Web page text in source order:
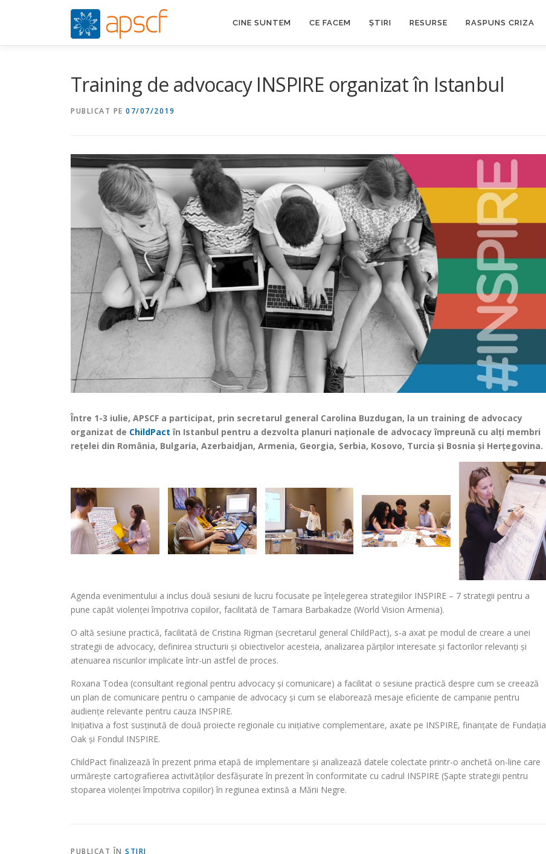
CINE SUNTEM CE FACEM ȘTIRI RESURSE RASPUNS CRIZA
Training de advocacy INSPIRE organizat în Istanbul
PUBLICAT PE 07/07/2019
Între 1-3 iulie, APSCF a participat, prin secretarul general Carolina Buzdugan, la un training de advocacy
organizat de ChildPact în Istanbul pentru a dezvolta planuri naționale de advocacy împreună cu alți membri
rețelei din România, Bulgaria, Azerbaidjan, Armenia, Georgia, Serbia, Kosovo, Turcia și Bosnia și Herțegovina.
Agenda evenimentului a inclus două sesiuni de lucru focusate pe înțelegerea strategiilor INSPIRE – 7 strategii pentru a
pune capăt violenței împotriva copiilor, facilitată de Tamara Barbakadze (World Vision Armenia).
O altă sesiune practică, facilitată de Cristina Rigman (secretarul general ChildPact), s-a axat pe modul de creare a unei
strategii de advocacy, definirea structurii și obiectivelor acesteia, analizarea părților interesate și factorilor relevanți și
atenuarea riscurilor implicate într-un astfel de proces.
Roxana Todea (consultant regional pentru advocacy și comunicare) a facilitat o sesiune practică despre cum se creează
un plan de comunicare pentru o campanie de advocacy și cum se elaborează mesaje eficiente de campanie pentru
audiențe relevante pentru cauza INSPIRE.
Inițiativa a fost susținută de două proiecte regionale cu inițiative complementare, axate pe INSPIRE, finanțate de Fundația
Oak și Fondul INSPIRE.
ChildPact finalizează în prezent prima etapă de implementare și analizează datele colectate printr-o anchetă on-line care
urmărește cartografierea activităților desfășurate în prezent în conformitate cu cadrul INSPIRE (Șapte strategii pentru
stoparea violenței împotriva copiilor) în regiunea extinsă a Mării Negre.
PUBLICAT ÎN ŞTIRI